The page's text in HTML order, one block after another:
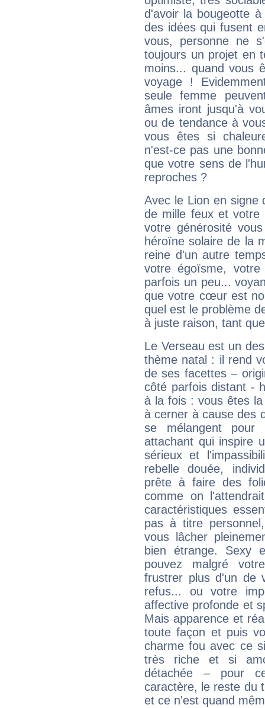
d'avoir la bougeotte
des idées qui fusent
vous, personne ne
toujours un projet en
moins... quand vous
voyage !
seule femme
âmes iront jusqu'à
ou de tendance à
vous êtes si
n'est-ce pas une
que votre sens de
reproches ?
Avec le Lion en signe
de mille feux et votre
votre générosité
héroïne solaire de la
reine d'un autre
votre égoïsme,
parfois un peu...
que votre cœur est
quel est le problème
à juste raison, tant
Le Verseau est un
thème natal : il rend
de ses facettes –
côté parfois distant -
à la fois : vous êtes
à cerner à cause des
se mélangent
attachant qui inspire
sérieux et
rebelle douée,
prête à faire des
comme on
caractéristiques
pas à titre
vous lâcher
bien étrange. Sexy
pouvez malgré
frustrer plus d'un de
refus... ou votre
affective profonde et
Mais apparence et
toute façon et puis
charme fou avec ce
très riche et si
détachée – pour
caractère, le reste du
et ce n'est quand